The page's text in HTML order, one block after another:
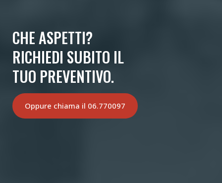
CHE ASPETTI?
RICHIEDI SUBITO IL
TUO PREVENTIVO.
Oppure chiama il 06.770097